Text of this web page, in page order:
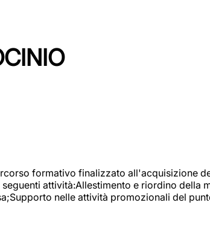
formativo finalizzato all'acquisizione
attività:Allestimento e riordino
nelle attività promozionali del